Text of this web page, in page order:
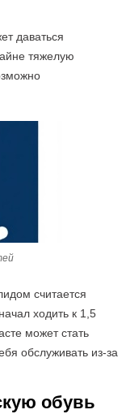
даваться
тяжелую
считается
ходить к 1,5
может стать
обслуживать из-за
обувь